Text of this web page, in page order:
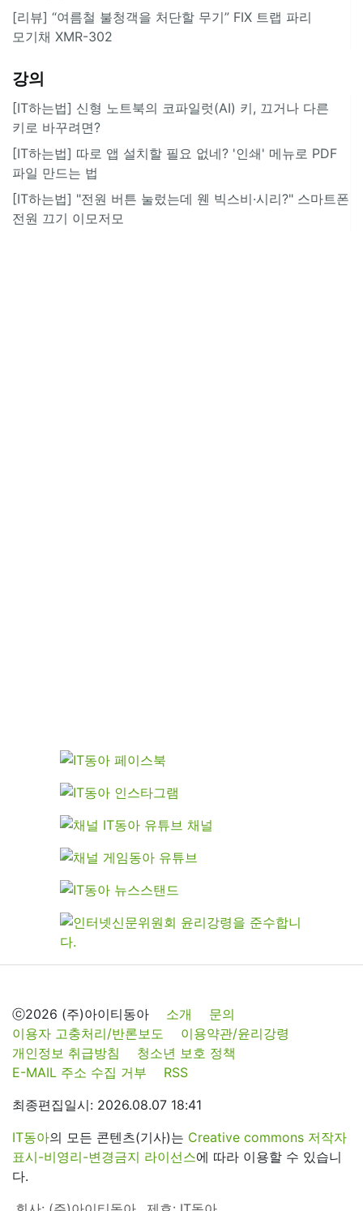
[리뷰] “여름철 불청객을 처단할 무기” FIX 트랩 파리
모기채 XMR-302
강의
[IT하는법] 신형 노트북의 코파일럿(AI) 키, 끄거나 다른
키로 바꾸려면?
[IT하는법] 따로 앱 설치할 필요 없네? '인쇄' 메뉴로 PDF
파일 만드는 법
[IT하는법] "전원 버튼 눌렀는데 웬 빅스비·시리?" 스마트폰
전원 끄기 이모저모
ⓒ2026 (주)아이티동아 소개
문의
이용자 고충처리/반론보도
이용약관/윤리강령
개인정보 취급방침
청소년 보호 정책
E-MAIL 주소 수집 거부
RSS
최종편집일시: 2026.08.07 18:41
IT동아의 모든 콘텐츠(기사)는 Creative commons 저작자
표시-비영리-변경금지 라이선스에 따라 이용할 수 있습니
다.